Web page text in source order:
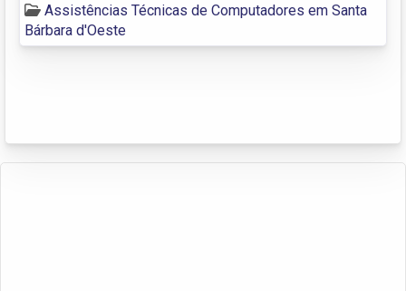
Assistências Técnicas de Computadores em Santa
Bárbara d'Oeste